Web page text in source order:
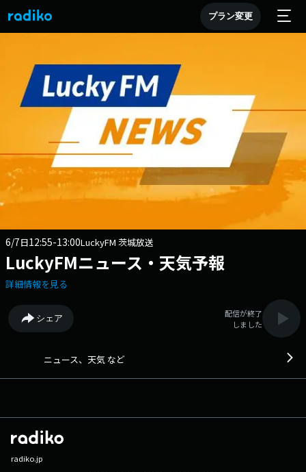
プラン変更
6/7日12:55-13:00LuckyFM 茨城放送
LuckyFMニュース・天気予報
詳細情報を見る
シェア
配信が終了
しました
ニュース、天気 など
radiko.jp